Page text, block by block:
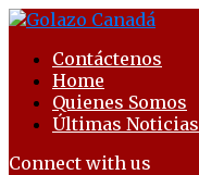
Contáctenos
Home
Quienes Somos
Últimas Noticias
Connect with us